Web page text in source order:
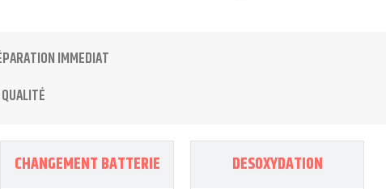
IMMEDIAT
CHANGEMENT BATTERIE DESOXYDATION